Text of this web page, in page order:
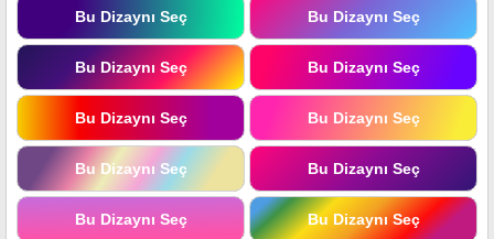
Bu Dizaynı Seç Bu Dizaynı Seç
Bu Dizaynı Seç Bu Dizaynı Seç
Bu Dizaynı Seç Bu Dizaynı Seç
Bu Dizaynı Seç Bu Dizaynı Seç
Bu Dizaynı Seç Bu Dizaynı Seç